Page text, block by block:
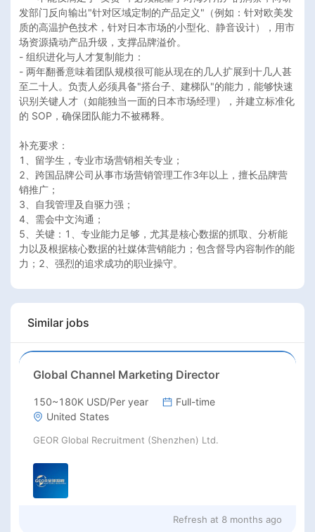
发部门反向输出"针对区域定制的产品定义"（例如：针对欧美发
质的高温护色技术，针对日本市场的小型化、静音设计），用市
场资源撬动产品升级，支撑品牌溢价。
- 组织进化与人才复制能力：
- 两年翻番意味着团队规模很可能从现在的几人扩展到十几人甚
至二十人。负责人必须具备"搭台子、建梯队"的能力，能够快速
识别关键人才（如能独当一面的日本市场经理），并建立标准化
的 SOP，确保团队能力不被稀释。
补充要求：
1、留学生，专业市场营销相关专业；
2、跨国品牌公司从事市场营销管理工作3年以上，擅长品牌营
销推广；
3、自我管理及自驱力强；
4、需会中文沟通；
5、关键：1、专业能力足够，尤其是核心数据的抓取、分析能
力以及根据核心数据的社媒体营销能力；包含督导内容制作的能
Similar jobs
Global Channel Marketing Director
150~180K USD/Per year
Full-time
United States
GEOR Global Recruitment (Shenzhen) Ltd.
Refresh at 8 months ago